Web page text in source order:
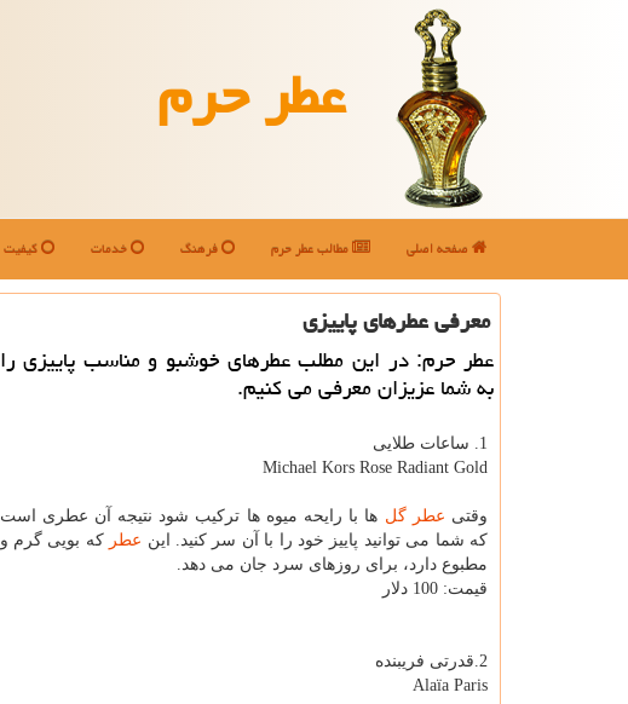
عطر حرم
صفحه اصلی مطالب عطر حرم فرهنگ خدمات کیفیت
معرفی عطرهای پاییزی
عطر حرم: در این مطلب عطرهای خوشبو و مناسب پاییزی را
به شما عزیزان معرفی می كنیم.
1. ساعات طلایی
Michael Kors Rose Radiant Gold
وقتی عطر گل ها با رایحه میوه ها تركیب شود نتیجه آن عطری است
كه شما می توانید پاییز خود را با آن سر كنید. این عطر كه بویی گرم و
مطبوع دارد، برای روزهای سرد جان می دهد.
قیمت: 100 دلار
2.قدرتی فریبنده
Alaïa Paris